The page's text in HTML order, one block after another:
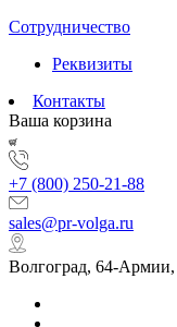
Сотрудничество
Реквизиты
Контакты
Ваша корзина
+7 (800) 250-21-88
sales@pr-volga.ru
Волгоград, 64-